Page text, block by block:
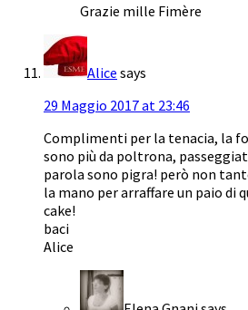
Grazie mille Fimère
Alice says
29 Maggio 2017 at 23:46
Complimenti per la tenacia, la
sono più da poltrona,
parola sono pigra! però non
la mano per arraffare un paio di
cake!
baci
Alice